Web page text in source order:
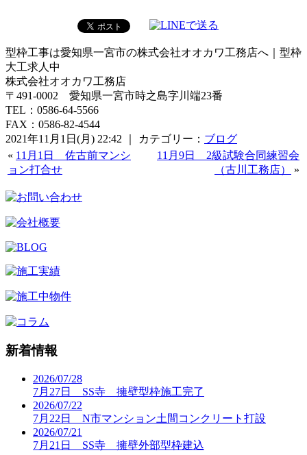
型枠工事は愛知県一宮市の株式会社オオカワ工務店へ｜型枠
大工求人中
株式会社オオカワ工務店
〒491-0002 愛知県一宮市時之島字川端23番
TEL：0586-64-5566
FAX：0586-82-4544
2021年11月1日(月) 22:42 ｜ カテゴリー： ブログ
« 11月1日 佐古前マンシ
ョン打合せ
11月9日 2級試験合同練習会
（古川工務店）
»
新着情報
2026/07/28
7月27日 SS寺 擁壁型枠施工完了
2026/07/22
7月22日 N市マンション土間コンクリート打設
2026/07/21
7月21日 SS寺 擁壁外部型枠建込